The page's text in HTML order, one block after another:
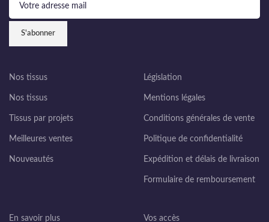
Nos tissus
Nos tissus
Tissus par projets
Meilleures ventes
Nouveautés
Législation
Mentions légales
Conditions générales de vente
Politique de confidentialité
Expédition et délais de livraison
Formulaire de remboursement
En savoir plus Vos accès